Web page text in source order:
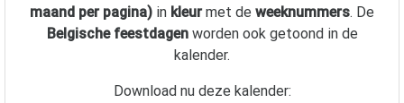
maand per pagina) in kleurmet de weeknummers. De
Belgische feestdagenworden ook getoond in de
kalender.
Download nu deze kalender: